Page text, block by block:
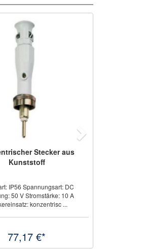
Kupplung aus
Kunststoff
IP56 Spannungsart: DC
50 V Stromstärke: 10 A
konzentrisc ...
111,86 €*